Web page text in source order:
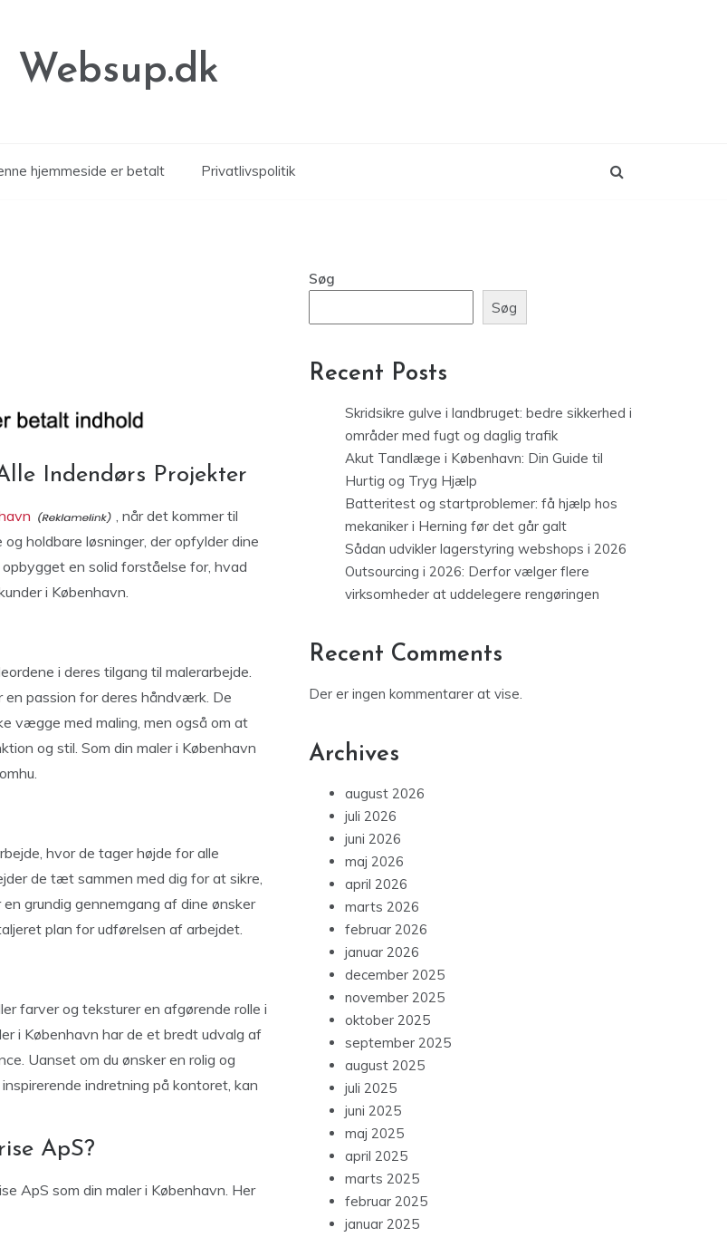
Websup.dk
hjemmeside er betalt Privatlivspolitik
Indendørs Projekter
, når det kommer til
holdbare løsninger, der opfylder dine
en solid forståelse for, hvad
i København.
i deres tilgang til malerarbejde.
passion for deres håndværk. De
vægge med maling, men også om at
og stil. Som din maler i København
hvor de tager højde for alle
de tæt sammen med dig for at sikre,
grundig gennemgang af dine ønsker
plan for udførelsen af arbejdet.
farver og teksturer en afgørende rolle i
i København har de et bredt udvalg af
Uanset om du ønsker en rolig og
indretning på kontoret, kan
ApS?
ApS som din maler i København. Her
Søg
Søg
Recent Posts
Skridsikre gulve i landbruget: bedre sikkerhed i
områder med fugt og daglig trafik
Akut Tandlæge i København: Din Guide til
Hurtig og Tryg Hjælp
Batteritest og startproblemer: få hjælp hos
mekaniker i Herning før det går galt
Sådan udvikler lagerstyring webshops i 2026
Outsourcing i 2026: Derfor vælger flere
virksomheder at uddelegere rengøringen
Recent Comments
Der er ingen kommentarer at vise.
Archives
august 2026
juli 2026
juni 2026
maj 2026
april 2026
marts 2026
februar 2026
januar 2026
december 2025
november 2025
oktober 2025
september 2025
august 2025
juli 2025
juni 2025
maj 2025
april 2025
marts 2025
februar 2025
januar 2025